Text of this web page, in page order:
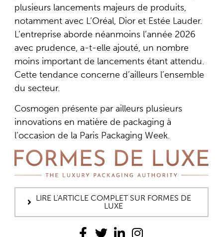
plusieurs lancements majeurs de produits,
notamment avec L’Oréal, Dior et Estée Lauder.
L’entreprise aborde néanmoins l’année 2026
avec prudence, a-t-elle ajouté, un nombre
moins important de lancements étant attendu.
Cette tendance concerne d’ailleurs l’ensemble
du secteur.
Cosmogen présente par ailleurs plusieurs
innovations en matière de packaging à
l’occasion de la Paris Packaging Week.
LIRE L'ARTICLE COMPLET SUR FORMES DE
LUXE